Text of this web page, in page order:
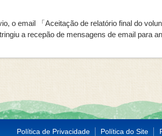
o email 「Aceitação de relatório final do
a recepão de mensagens de email para
Política de Privacidade Política do Site